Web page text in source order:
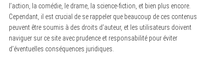
l’action, la comédie, le drame, la science-fiction, et bien plus encore.
Cependant, il est crucial de se rappeler que beaucoup de ces contenus
peuvent être soumis à des droits d’auteur, et les utilisateurs doivent
naviguer sur ce site avec prudence et responsabilité pour éviter
d’éventuelles conséquences juridiques.